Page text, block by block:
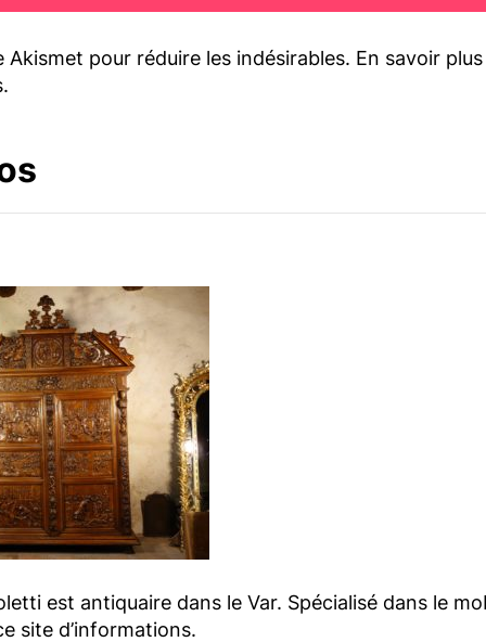
Akismet pour réduire les indésirables. En savoir
.
est antiquaire dans le Var. Spécialisé dans le
site d’informations.